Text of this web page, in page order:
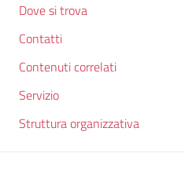
Dove si trova
Contatti
Contenuti correlati
Servizio
Struttura organizzativa